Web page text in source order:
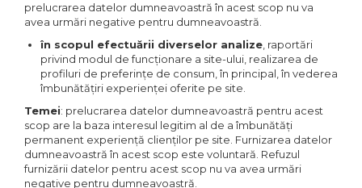
prelucrarea datelor dumneavoastră în acest scop nu va
avea urmări negative pentru dumneavoastră.
în scopul efectuării diverselor analize , raportări
privind modul de funcționare a site-ului, realizarea de
profiluri de preferințe de consum, în principal, în vederea
îmbunătățiri experienței oferite pe site.
Temei: prelucrarea datelor dumneavoastră pentru acest
scop are la baza interesul legitim al de a îmbunătăți
permanent experiență clienților pe site. Furnizarea datelor
dumneavoastră în acest scop este voluntară. Refuzul
furnizării datelor pentru acest scop nu va avea urmări
negative pentru dumneavoastră.